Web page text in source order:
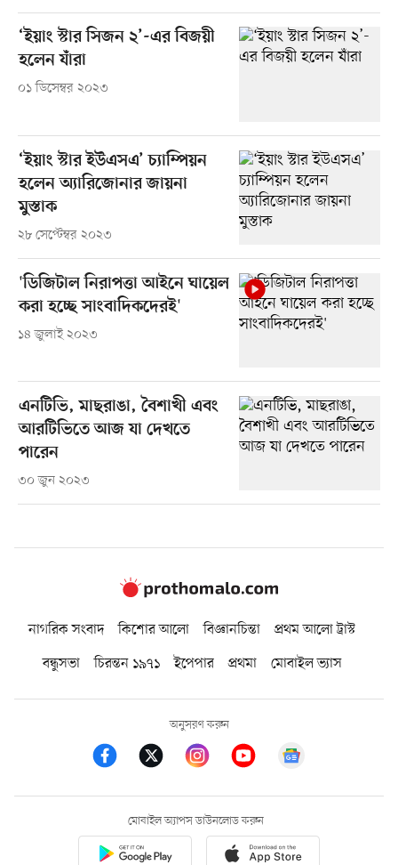
‘ইয়াং স্টার সিজন ২’-এর বিজয়ী
হলেন যাঁরা
০১ ডিসেম্বর ২০২৩
‘ইয়াং স্টার ইউএসএ’ চ্যাম্পিয়ন
হলেন অ্যারিজোনার জায়না
মুস্তাক
২৮ সেপ্টেম্বর ২০২৩
'ডিজিটাল নিরাপত্তা আইনে ঘায়েল
করা হচ্ছে সাংবাদিকদেরই'
১৪ জুলাই ২০২৩
এনটিভি, মাছরাঙা, বৈশাখী এবং
আরটিভিতে আজ যা দেখতে
পারেন
৩০ জুন ২০২৩
নাগরিক সংবাদ কিশোর আলো বিজ্ঞানচিন্তা
প্রথম আলো ট্রাস্ট
বন্ধুসভা
চিরন্তন ১৯৭১ ইপেপার প্রথমা মোবাইল ভ্যাস
অনুসরণ করুন
মোবাইল অ্যাপস ডাউনলোড করুন